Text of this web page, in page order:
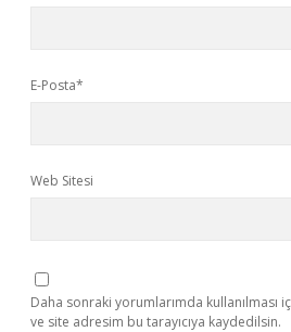
E-Posta*
Web Sitesi
Daha sonraki yorumlarımda kullanılması
ve site adresim bu tarayıcıya kaydedilsin.